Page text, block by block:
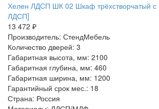
Хелен ЛДСП ШК 02 Шкаф трёхстворчатый с
ЛДСП]
13 472 ₽
Производитель: СтендМебель
Количество дверей: 3
Габаритная высота, мм: 2100
Габаритная глубина, мм: 460
Габаритная ширина, мм: 1200
Гарантийный срок мес.: 18
Страна: Россия